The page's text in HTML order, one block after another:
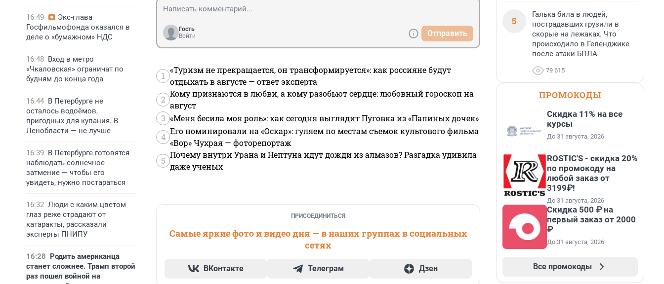
16:49
Экс-глава
Госфильмофонда оказался в
деле о «бумажном» НДС
16:48 Вход в метро
«Чкаловская» ограничат по
будням до конца года
16:44 В Петербурге не
осталось водоёмов,
пригодных для купания. В
Ленобласти — не лучше
16:39 В Петербурге готовятся
наблюдать солнечное
затмение — чтобы его
увидеть, нужно постараться
16:32 Люди с каким цветом
глаз реже страдают от
катаракты, рассказали
эксперты ПНИПУ
16:28 Родить американца
станет сложнее. Трамп второй
раз пошел войной на
Гость
Войти
Отправить
1
«Туризм не прекращается, он трансформируется»: как россияне будут
отдыхать в августе — ответ эксперта
2
Кому признаются в любви, а кому разобьют сердце: любовный гороскоп на
август
3 «Меня бесила моя роль»: как сегодня выглядит Пуговка из «Папиных дочек»
4
Его номинировали на «Оскар»: гуляем по местам съемок культового фильма
«Вор» Чухрая — фоторепортаж
5
Почему внутри Урана и Нептуна идут дожди из алмазов? Разгадка удивила
даже ученых
ПРИСОЕДИНИТЬСЯ
Самые яркие фото и видео дня — в наших группах в социальных
сетях
ВКонтакте Телеграм Дзен
5
Галька била в людей,
пострадавших грузили в
скорые на лежаках. Что
происходило в Геленджике
после атаки БПЛА
79 615
ПРОМОКОДЫ
Скидка 11% на все
курсы
До 31 августа, 2026
ROSTIC'S - скидка 20%
по промокоду на
любой заказ от
3199₽!
До 31 августа, 2026
Скидка 500 ₽ на
первый заказ от 2000
₽
До 31 августа, 2026
Все промокоды